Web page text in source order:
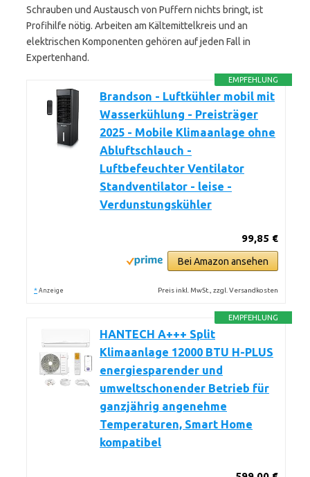
Schrauben und Austausch von Puffern nichts bringt, ist
Profihilfe nötig. Arbeiten am Kältemittelkreis und an
elektrischen Komponenten gehören auf jeden Fall in
Expertenhand.
EMPFEHLUNG
Brandson - Luftkühler mobil mit
Wasserkühlung - Preisträger
2025 - Mobile Klimaanlage ohne
Abluftschlauch -
Luftbefeuchter Ventilator
Standventilator - leise -
Verdunstungskühler
99,85 €
Bei Amazon ansehen
* Anzeige Preis inkl. MwSt., zzgl. Versandkosten
EMPFEHLUNG
HANTECH A+++ Split
Klimaanlage 12000 BTU H-PLUS
energiesparender und
umweltschonender Betrieb für
ganzjährig angenehme
Temperaturen, Smart Home
kompatibel